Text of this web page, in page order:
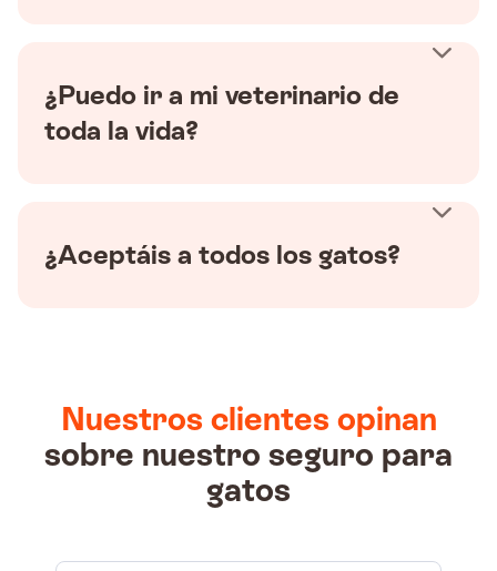
¿Puedo ir a mi veterinario de
toda la vida?
¿Aceptáis a todos los gatos?
Nuestros clientes opinan
sobre nuestro seguro para
gatos